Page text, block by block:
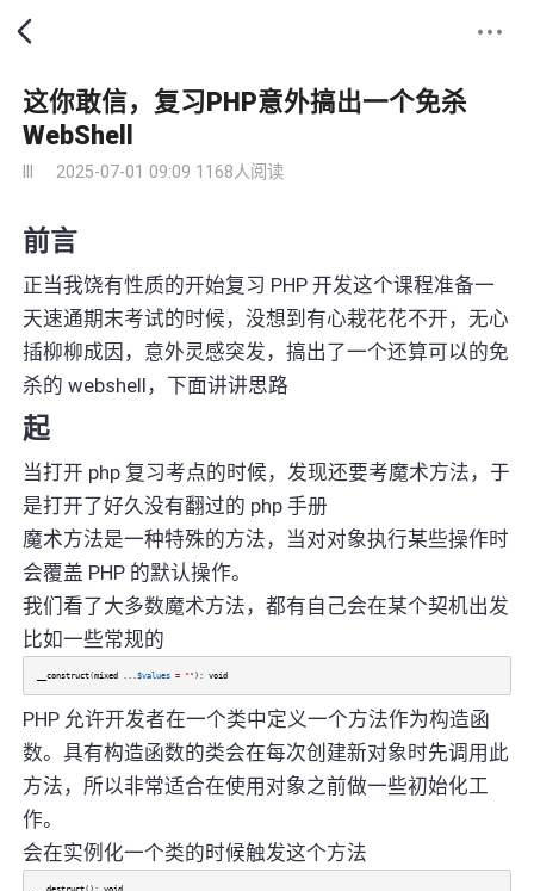
这你敢信，复习PHP意外搞出一个免杀
WebShell
2025-07-01 09:09 1168人阅读
前言
正当我饶有性质的开始复习 PHP 开发这个课程准备一
天速通期末考试的时候，没想到有心栽花花不开，无心
插柳柳成因，意外灵感突发，搞出了一个还算可以的免
杀的 webshell，下面讲讲思路
起
当打开 php 复习考点的时候，发现还要考魔术方法，于
是打开了好久没有翻过的 php 手册
魔术方法是一种特殊的方法，当对对象执行某些操作时
会覆盖 PHP 的默认操作。
我们看了大多数魔术方法，都有自己会在某个契机出发
比如一些常规的
__construct(mixed... $values = "" ): void
PHP 允许开发者在一个类中定义一个方法作为构造函
数。具有构造函数的类会在每次创建新对象时先调用此
方法，所以非常适合在使用对象之前做一些初始化工
作。
会在实例化一个类的时候触发这个方法
__destruct(): void